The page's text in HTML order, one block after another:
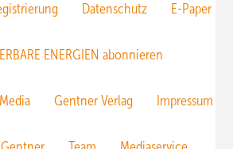
Datenschutz E-Paper
ENERGIEN abonnieren
Gentner Verlag Impressum